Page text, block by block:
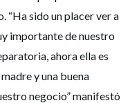
“Ha sido un placer ver a
importante de nuestro
ahora ella es
y una buena
negocio” manifestó